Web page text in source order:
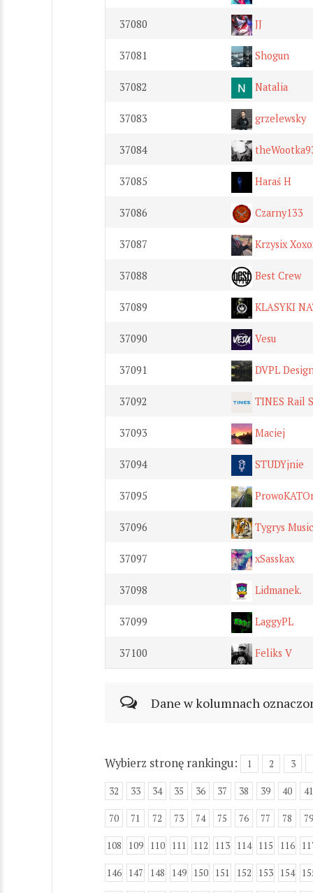
37080 JJ
37081 Shogun
37082 Natalia
37083 grzelewsky
37084
37085 Haraś H
37086 Czarny133
37087 Krzysix
37088 Best Crew
37089 KLASYKI
37090 Vesu
37091 DVPL
37092 TINES Rail
37093 Maciej
37094 STUDYjnie
37095
37096 Tygrys
37097 xSasskax
37098 Lidmanek.
37099 LaggyPL
37100 Feliks V
Dane w kolumnach
Wybierz stronę rankingu: 1 2 3
32 33 34 35 36 37 38 39 40 41
70 71 72 73 74 75 76 77 78 79
108 109 110 111 112 113 114 115 116
146 147 148 149 150 151 152 153 154